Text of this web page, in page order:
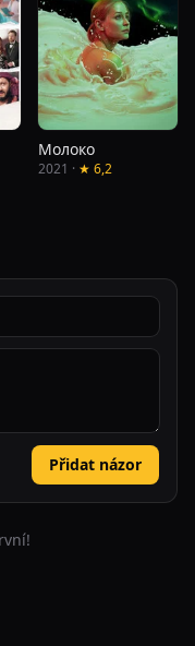
Молоко
2021 · ★ 6,2
Přidat názor